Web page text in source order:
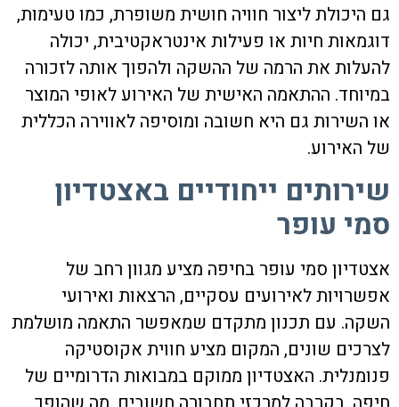
גם היכולת ליצור חוויה חושית משופרת, כמו טעימות,
דוגמאות חיות או פעילות אינטראקטיבית, יכולה
להעלות את הרמה של ההשקה ולהפוך אותה לזכורה
במיוחד. ההתאמה האישית של האירוע לאופי המוצר
או השירות גם היא חשובה ומוסיפה לאווירה הכללית
של האירוע.
שירותים ייחודיים באצטדיון
סמי עופר
אצטדיון סמי עופר בחיפה מציע מגוון רחב של
אפשרויות לאירועים עסקיים, הרצאות ואירועי
השקה. עם תכנון מתקדם שמאפשר התאמה מושלמת
לצרכים שונים, המקום מציע חווית אקוסטיקה
פנומנלית. האצטדיון ממוקם במבואות הדרומיים של